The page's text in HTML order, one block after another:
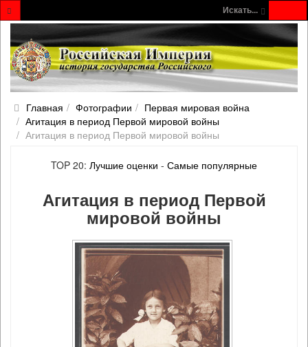
Искать...
Главная Фотографии
Первая мировая война
Агитация в период Первой мировой войны
Агитация в период Первой мировой войны
TOP 20: Лучшие оценки - Самые популярные
Агитация в период Первой
мировой войны